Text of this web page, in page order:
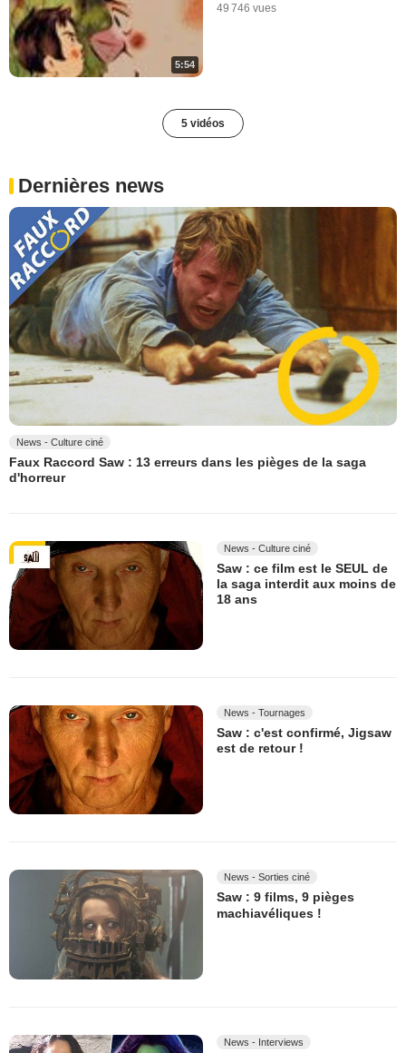
5:54
49 746 vues
5 vidéos
Dernières news
News - Culture ciné
Faux Raccord Saw : 13 erreurs dans les pièges de la saga
d'horreur
News - Culture ciné
Saw : ce film est le SEUL de
la saga interdit aux moins de
18 ans
News - Tournages
Saw : c'est confirmé, Jigsaw
est de retour !
News - Sorties ciné
Saw : 9 films, 9 pièges
machiavéliques !
News - Interviews